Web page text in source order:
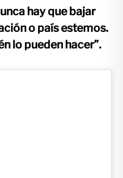
hay que bajar
o país estemos.
lo pueden hacer”.